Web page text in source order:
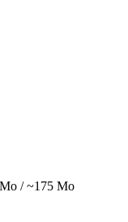
/ ~175 Mo